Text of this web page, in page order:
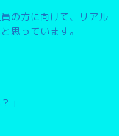
の方に向けて、リアル
思っています。
」